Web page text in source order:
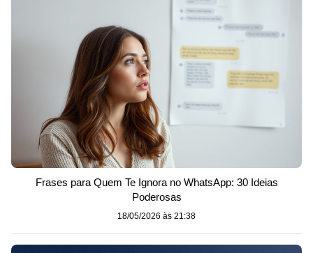
Frases para Quem Te Ignora no WhatsApp: 30 Ideias
Poderosas
18/05/2026 às 21:38